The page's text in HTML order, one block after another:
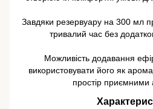
Завдяки резервуару на 300 мл
тривалий час без
Можливість додавання
використовувати його як
простір приємними